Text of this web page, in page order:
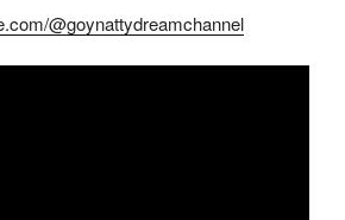
@goynattydreamchannel